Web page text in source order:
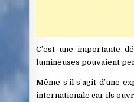
C’est une importante
lumineuses pouvaient
Même s’il s’agit d’une
internationale car ils